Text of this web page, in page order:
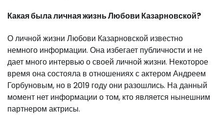
Какая была личная жизнь Любови Казарновской?
О личной жизни Любови Казарновской известно
немного информации. Она избегает публичности и не
дает много интервью о своей личной жизни. Некоторое
время она состояла в отношениях с актером Андреем
Горбуновым, но в 2019 году они разошлись. На данный
момент нет информации о том, кто является нынешним
партнером актрисы.